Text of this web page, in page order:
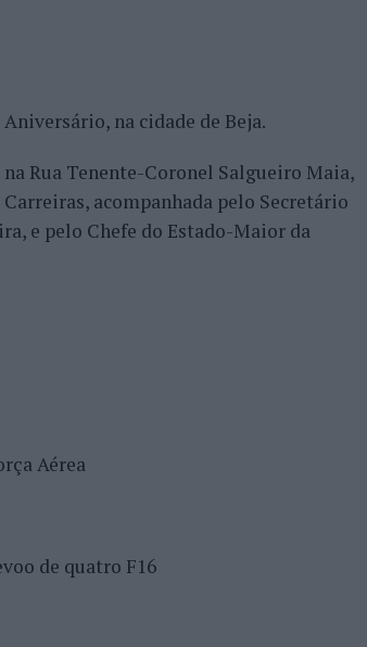
na cidade de Beja.
Rua Tenente-Coronel Salgueiro Maia,
acompanhada pelo Secretário
e pelo Chefe do Estado-Maior da
Aérea
de quatro F16